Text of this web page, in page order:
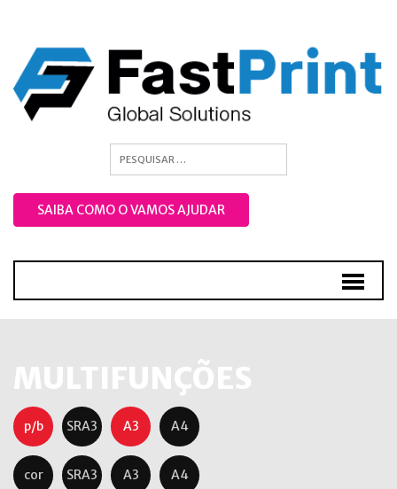
SAIBA COMO O VAMOS AJUDAR
MULTIFUNÇÕES
p/b SRA3 A3 A4
cor SRA3 A3 A4